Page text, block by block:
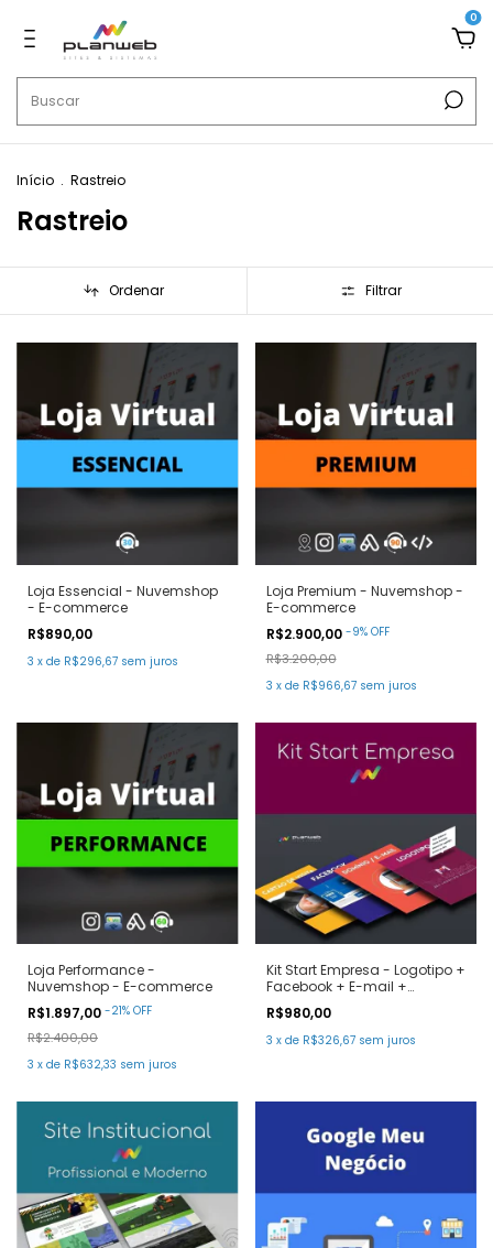
0
Início . Rastreio
Rastreio
Ordenar Filtrar
Loja Essencial - Nuvemshop
- E-commerce
R$890,00
3 x de R$296,67 sem juros
Loja Premium - Nuvemshop -
E-commerce
R$2.900,00 -9% OFF
R$3.200,00
3 x de R$966,67 sem juros
Loja Performance -
Nuvemshop - E-commerce
R$1.897,00 -21% OFF
R$2.400,00
3 x de R$632,33 sem juros
Kit Start Empresa - Logotipo +
Facebook + E-mail +
Domínio + Cartão de Visita
R$980,00
3 x de R$326,67 sem juros